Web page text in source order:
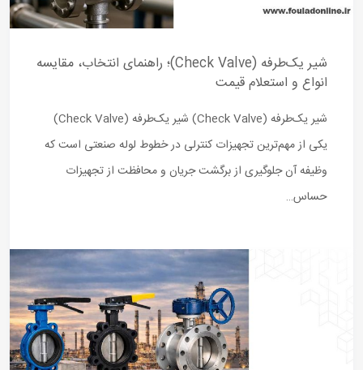
شیر یک‌طرفه (Check Valve)؛ راهنمای انتخاب، مقایسه
انواع و استعلام قیمت
شیر یک‌طرفه (Check Valve) شیر یک‌طرفه (Check Valve)
یکی از مهم‌ترین تجهیزات کنترلی در خطوط لوله صنعتی است که
وظیفه آن جلوگیری از برگشت جریان و محافظت از تجهیزات
حساس…